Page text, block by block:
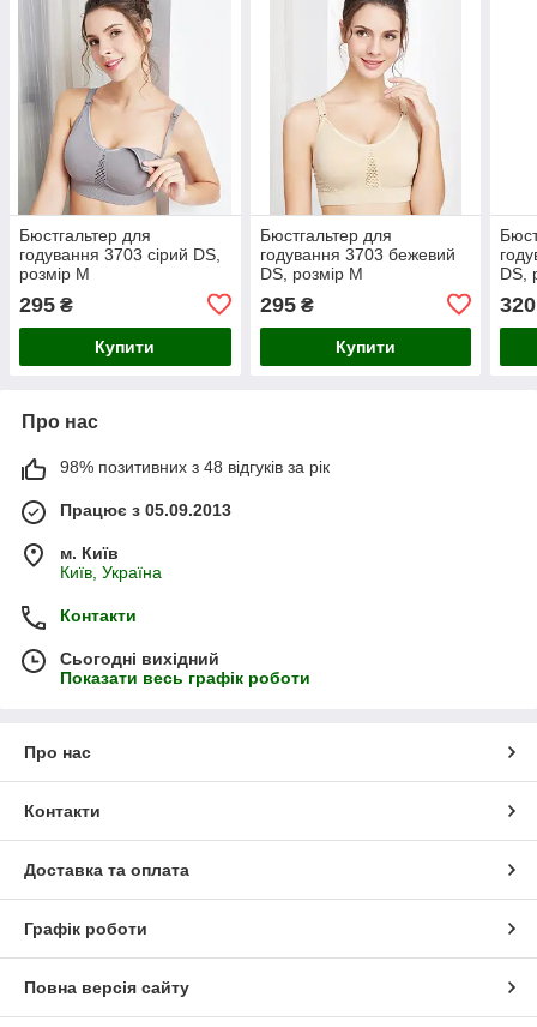
Бюстгальтер для
годування 3703 сірий DS,
розмір M
295 ₴
Купити
Бюстгальтер для
годування 3703 бежевий
DS, розмір M
295₴
Купити
DS,
320
Про нас
98% позитивних з 48 відгуків за рік
Працює з 05.09.2013
м. Київ
Київ, Україна
Контакти
Сьогодні вихідний
Показати весь графік роботи
Про нас
Контакти
Доставка та оплата
Графік роботи
Повна версія сайту